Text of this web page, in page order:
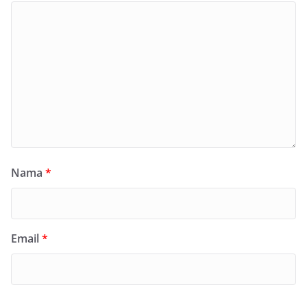
Nama *
Email*